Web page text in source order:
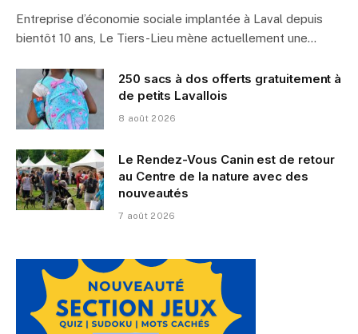
Entreprise d’économie sociale implantée à Laval depuis
bientôt 10 ans, Le Tiers-Lieu mène actuellement une…
250 sacs à dos offerts gratuitement à
de petits Lavallois
8 août 2026
Le Rendez-Vous Canin est de retour
au Centre de la nature avec des
nouveautés
7 août 2026